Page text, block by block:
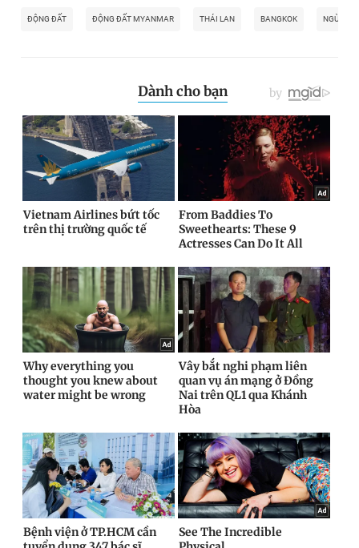
ĐỘNG ĐẤT ĐỘNG ĐẤT MYANMAR THÁI LAN BANGKOK NGỪNG